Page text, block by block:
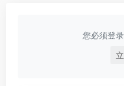
您必须登